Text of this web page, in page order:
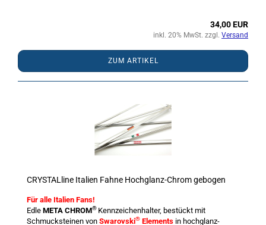
34,00 EUR
inkl. 20% MwSt. zzgl. Versand
ZUM ARTIKEL
CRYSTALline Italien Fahne Hochglanz-Chrom gebogen
Für alle Italien Fans!
Edle META CHROM® Kennzeichenhalter, bestückt mit
Schmucksteinen von Swarovski® Elements in hochglanz-